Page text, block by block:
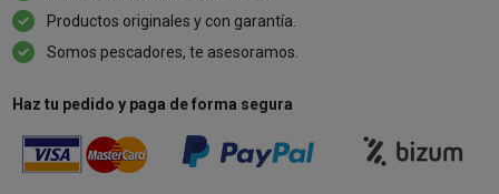
Productos originales y con garantía.
Somos pescadores, te asesoramos.
Haz tu pedido y paga de forma segura